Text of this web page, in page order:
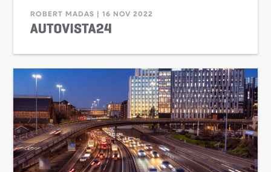
ROBERT MADAS | 16 NOV 2022